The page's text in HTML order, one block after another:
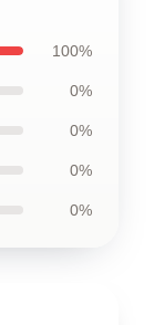
100%
0%
0%
0%
0%